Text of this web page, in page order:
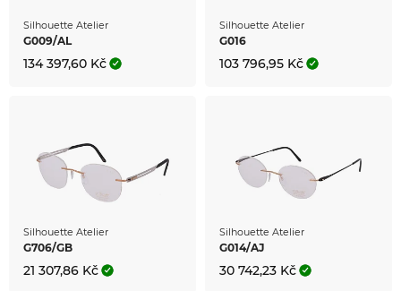
Silhouette Atelier
G009/AL
134 397,60 Kč
Silhouette Atelier
G016
103 796,95 Kč
Silhouette Atelier
G706/GB
21 307,86 Kč
Silhouette Atelier
G014/AJ
30 742,23 Kč